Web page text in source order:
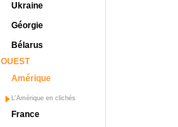
Ukraine
Géorgie
Bélarus
OUEST
Amérique
L'Amérique en clichés
France